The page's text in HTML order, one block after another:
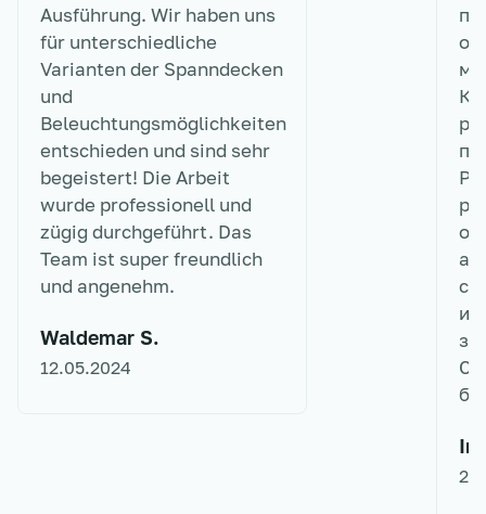
Ausführung. Wir haben uns
für unterschiedliche
Varianten der Spanndecken
und
Beleuchtungsmöglichkeiten
entschieden und sind sehr
begeistert! Die Arbeit
wurde professionell und
zügig durchgeführt. Das
Team ist super freundlich
und angenehm.
Waldemar S.
12.05.2024